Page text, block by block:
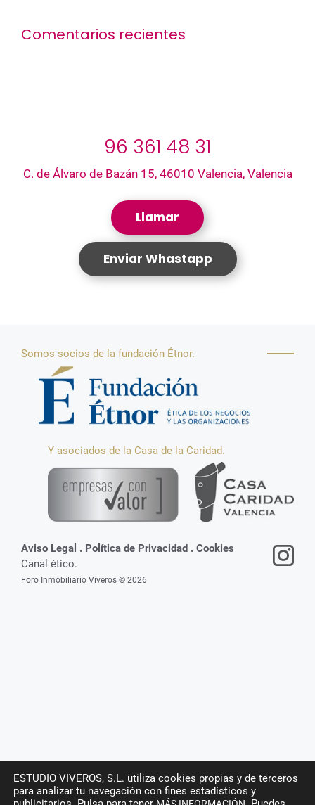
Comentarios recientes
96 361 48 31
C. de Álvaro de Bazán 15, 46010 Valencia, Valencia
Llamar
Enviar Whastapp
Somos socios de la fundación Étnor.
Y asociados de la Casa de la Caridad.
Aviso Legal . Política de Privacidad . Cookies
Canal ético.
Foro Inmobiliario Viveros © 2026
ESTUDIO VIVEROS, S.L. utiliza cookies propias y de terceros
para analizar tu navegación con fines estadísticos y